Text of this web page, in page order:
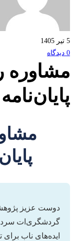
5 تیر 1405
0 دیدگاه
مشاوره
دوست عزیز
گردشگری‌ات
ایده‌های ناب